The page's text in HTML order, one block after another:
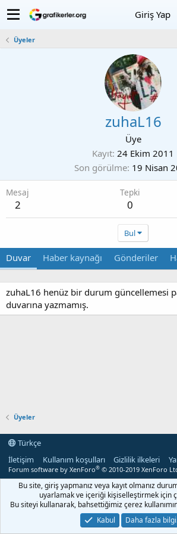
Giriş Yap
Üyeler
zuhaL16
Üye
Kayıt 24 Ekim 2011
Son görülme 19 Nisan
Mesaj
2
Tepki
0
Bul
Duvar Haber kaynağı Gönderiler
zuhaL16 henüz bir durum güncellemesi
duvarına yazmamış.
Üyeler
Türkçe
İletişim
Kullanım koşulları Gizlilik ilkeleri
Forum software by XenForo® © 2010-2019 XenForo
Bu site, giriş yapmanız veya kayıt olmanız
uyarlamak ve içeriği kişiselleştirmek için
Bu siteyi kullanarak, bahsettiğimiz çerez
Kabul
Daha fazla